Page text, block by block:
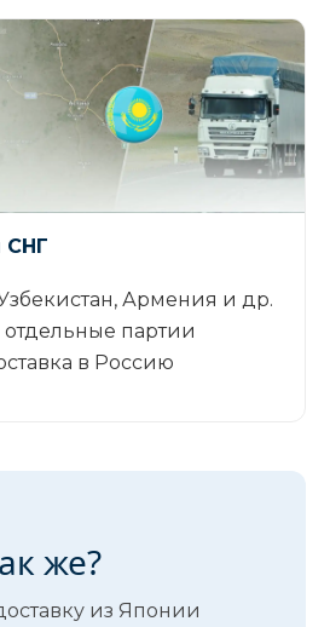
СНГ
Узбекистан, Армения и др.
партии
в Россию
же?
из Японии